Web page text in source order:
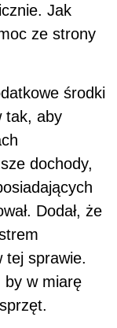
Jak
ze strony
środki
tak, aby
dochody,
Dodał, że
tej sprawie.
by w miarę